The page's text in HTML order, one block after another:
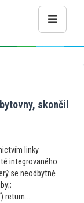
tovny, skončil
linky
integrovaného
se neodbytně
return...